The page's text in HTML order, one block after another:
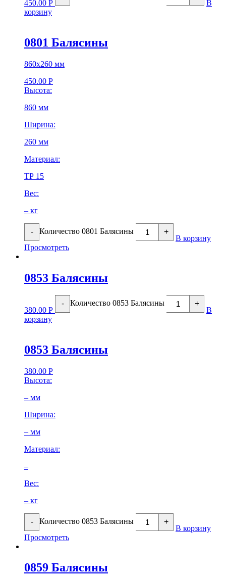
450.00 Р
В
корзину
0801 Балясины
860х260 мм
450.00 Р
Высота:
860 мм
Ширина:
260 мм
Материал:
ТР 15
Вес:
– кг
- Количество 0801 Балясины +
В корзину
Просмотреть
0853 Балясины
380.00 Р
- Количество 0853 Балясины +
В
корзину
0853 Балясины
380.00 Р
Высота:
– мм
Ширина:
– мм
Материал:
–
Вес:
– кг
- Количество 0853 Балясины +
В корзину
Просмотреть
0859 Балясины